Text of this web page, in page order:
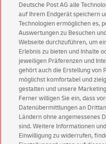
Paketwände
Datenschutz DP IHS
AGB
AGB Digitalisierung DP
Deutsche Post AG alle
auf Ihrem Endgerät speichern
Technologien ermöglichen es,
Auswertungen zu Besuchen
Webseite durchzuführen, um
Erlebnis zu bieten und Inhalte
jeweiligen Präferenzen und
gehört auch die Erstellung von
möglichst komfortabel und
gestalten und unsere
Ferner willigen Sie ein, dass
Datenübermittlungen an
Ländern ohne angemessenes
sind. Weitere Informationen
Einwilligung zu widerrufen,